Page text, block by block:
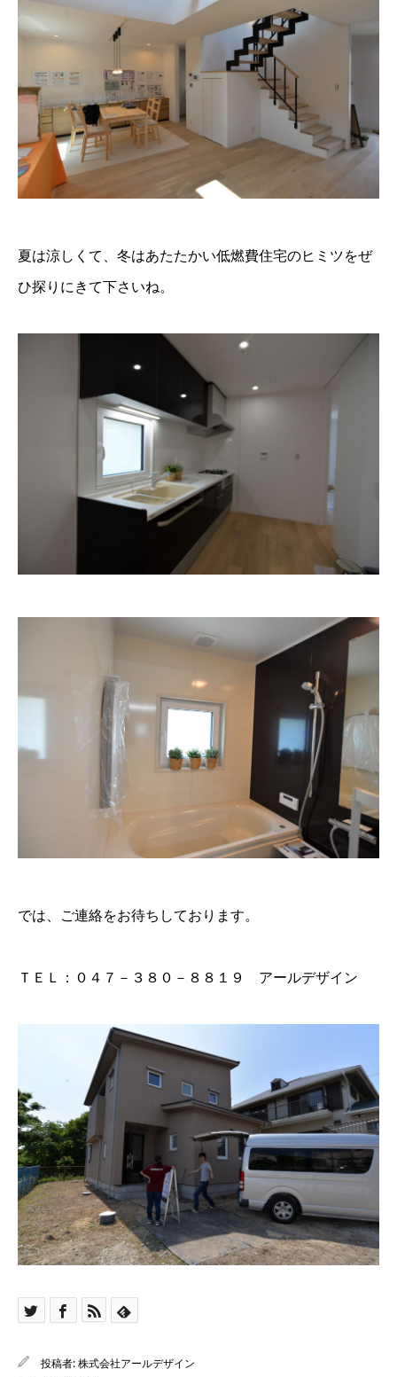
夏は涼しくて、冬はあたたかい低燃費住宅のヒミツをぜ
ひ探りにきて下さいね。
では、ご連絡をお待ちしております。
ＴＥＬ：０４７－３８０－８８１９ アールデザイン
投稿者:株式会社アールデザイン